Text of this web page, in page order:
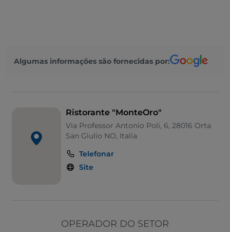
Mastercard
Wi-Fi
Menu infantil
Algumas informações são fornecidas por:
Ristorante "MonteOro"
Via Professor Antonio Poli, 6, 28016 Orta
San Giulio NO, Italia
Telefonar
Site
OPERADOR DO SETOR